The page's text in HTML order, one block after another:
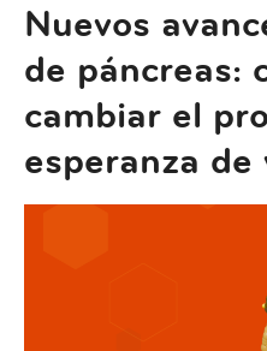
Nuevos
de páncreas:
cambiar el
esperanza de